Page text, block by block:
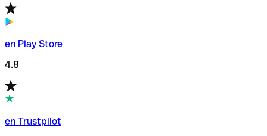
en Play Store
4.8
en Trustpilot